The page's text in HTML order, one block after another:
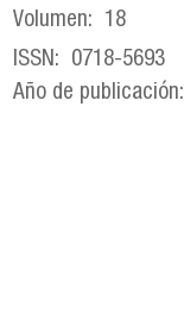
Volumen:
18
ISSN:
0718-5693
Año de publicación: